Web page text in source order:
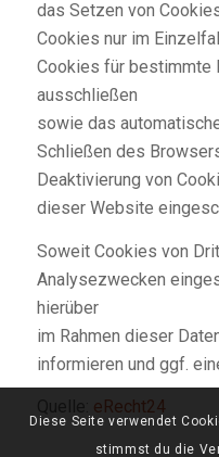
das Setzen von
Cookies nur im
Cookies für bestimmte
ausschließen
sowie das
Schließen des
Deaktivierung von
dieser Website
Soweit Cookies von
Analysezwecken
hierüber
im Rahmen dieser
informieren und ggf.
eRecht24
Diese Seite verwendet
stimmst du die